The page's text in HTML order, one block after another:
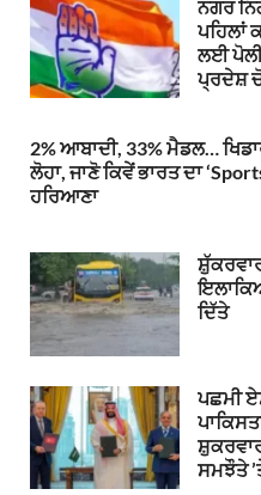
ਨਗਰ
ਪਹਿਲਾਂ
ਲਈ
ਪ੍ਰਦੇਸ਼
2% ਆਬਾਦੀ, 33% ਮੈਡਲ…
ਲੋਹਾ, ਜਾਣੋ ਕਿਵੇਂ ਭਾਰਤ ਦਾ
ਹਰਿਆਣਾ
ਦਿੱਤੇ
ਪਛਮੀ
ਸਮਝੌਤੇ